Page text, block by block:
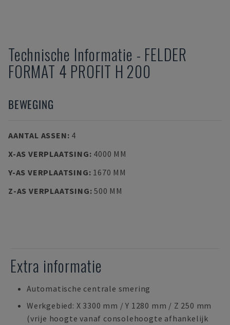
Technische Informatie - FELDER
FORMAT 4 PROFIT H 200
BEWEGING
AANTAL ASSEN: 4
X-AS VERPLAATSING: 4000 MM
Y-AS VERPLAATSING: 1670 MM
Z-AS VERPLAATSING:500 MM
Extra informatie
Automatische centrale smering
Werkgebied: X 3300 mm / Y 1280 mm / Z 250 mm
(vrije hoogte vanaf consolehoogte afhankelijk